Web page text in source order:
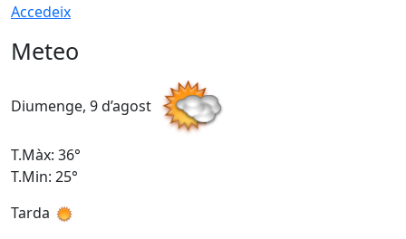
Accedeix
Meteo
Diumenge, 9 d’agost
T.Màx: 36°
T.Min: 25°
Tarda